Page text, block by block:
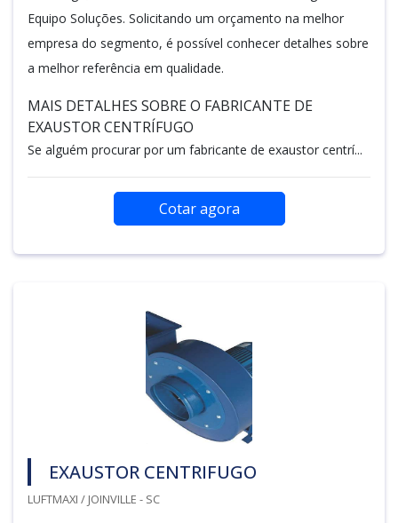
Equipo Soluções. Solicitando um orçamento na melhor
empresa do segmento, é possível conhecer detalhes sobre
a melhor referência em qualidade.
MAIS DETALHES SOBRE O FABRICANTE DE
EXAUSTOR CENTRÍFUGO
Se alguém procurar por um fabricante de exaustor centrí...
Cotar agora
EXAUSTOR CENTRIFUGO
LUFTMAXI / JOINVILLE - SC